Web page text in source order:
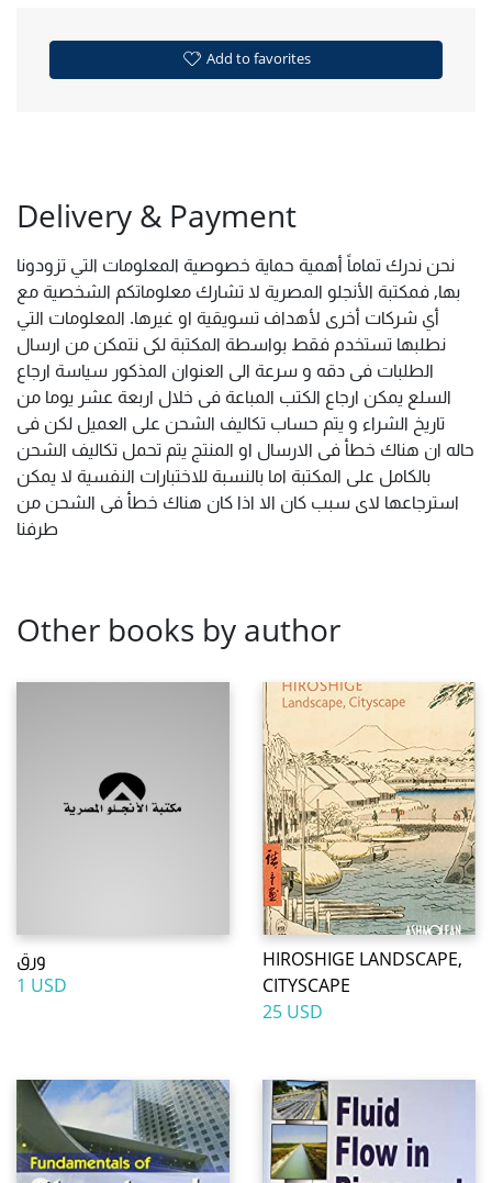
Add to favorites
Delivery & Payment
نحن ندرك تماماً أهمية حماية خصوصية المعلومات التي تزودونا
بها, فمكتبة الأنجلو المصرية لا تشارك معلوماتكم الشخصية مع
أي شركات أخرى لأهداف تسويقية او غيرها. المعلومات التي
نطلبها تستخدم فقط بواسطة المكتبة لكى نتمكن من ارسال
الطلبات فى دقه و سرعة الى العنوان المذكور سياسة ارجاع
السلع يمكن ارجاع الكتب المباعة فى خلال اربعة عشر يوما من
تاريخ الشراء و يتم حساب تكاليف الشحن على العميل لكن فى
حاله ان هناك خطأ فى الارسال او المنتج يتم تحمل تكاليف الشحن
بالكامل على المكتبة اما بالنسبة للاختبارات النفسية لا يمكن
استرجاعها لاى سبب كان الا اذا كان هناك خطأ فى الشحن من
طرفنا
Other books by author
ورق
1 USD
HIROSHIGE LANDSCAPE,
CITYSCAPE
25 USD